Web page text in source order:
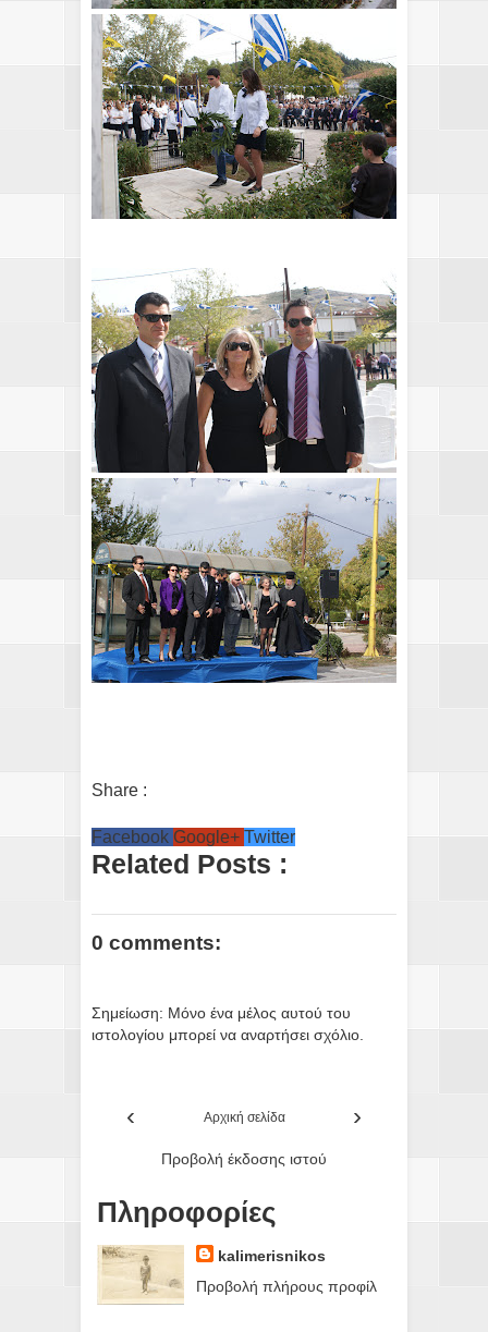
Share :
Facebook Google+ Twitter
Related Posts :
0 comments:
Σημείωση: Μόνο ένα μέλος αυτού του
ιστολογίου μπορεί να αναρτήσει σχόλιο.
‹ ›
Αρχική σελίδα
Προβολή έκδοσης ιστού
Πληροφορίες
kalimerisnikos
Προβολή πλήρους προφίλ